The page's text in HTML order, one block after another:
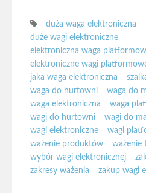
duża waga elektroniczna
duże wagi elektroniczne
elektroniczna waga
elektroniczne wagi
jaka waga elektroniczna
waga do hurtowni
waga do
waga elektroniczna
waga
wagi do hurtowni
wagi do
wagi elektroniczne
wagi
ważenie produktów
ważenie
wybór wagi elektronicznej
zakresy ważenia
zakup wagi